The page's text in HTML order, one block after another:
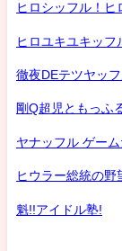
ヒロシッフル！ヒ
ヒロユキユキッフ
徹夜DEテツヤッ
剛Q超児ともっふ
ヤナッフル ゲー
ヒウラー総統の野
魁!!アイドル塾!